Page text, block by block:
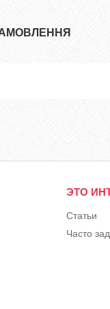
ЭТО
Статьи
Часто